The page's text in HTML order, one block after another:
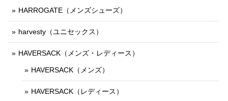
HARROGATE（メンズシューズ）
harvesty（ユニセックス）
HAVERSACK（メンズ・レディース）
HAVERSACK（メンズ）
HAVERSACK（レディース）